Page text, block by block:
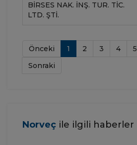
BIRSES NAK. İNŞ. TUR. TIC.
LTD. ŞTI.
Önceki 1 2 3 4 5
Sonraki
Norveç ile ilgili haberler